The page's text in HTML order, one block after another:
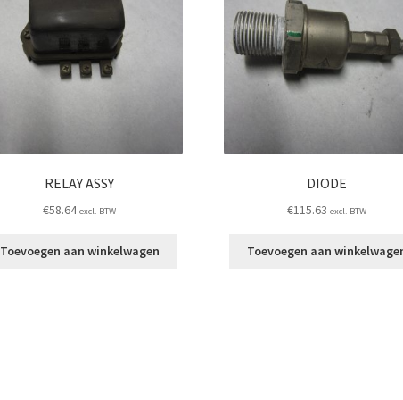
RELAY ASSY
€58.64 excl. BTW
Toevoegen aan winkelwagen
DIODE
€115.63 excl. BTW
Toevoegen aan